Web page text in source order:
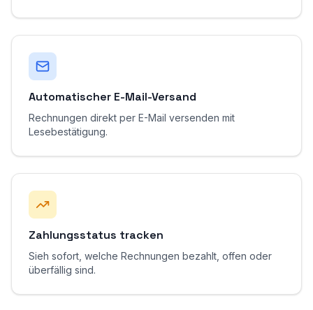
Automatischer E-Mail-Versand
Rechnungen direkt per E-Mail versenden mit
Lesebestätigung.
Zahlungsstatus tracken
Sieh sofort, welche Rechnungen bezahlt, offen oder
überfällig sind.